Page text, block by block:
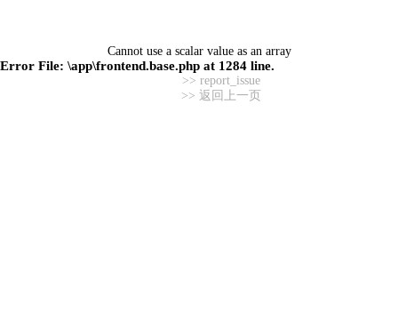
Cannot use a scalar value as an array
Error File: \app\frontend.base.php at 1284 line.
>> report_issue
>> 返回上一页